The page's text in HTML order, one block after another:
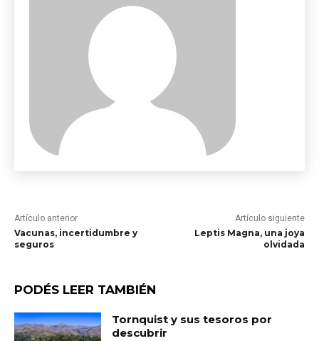
Artículo anterior
Vacunas, incertidumbre y
seguros
Artículo siguiente
Leptis Magna, una joya
olvidada
PODÉS LEER TAMBIÉN
Tornquist y sus tesoros por
descubrir